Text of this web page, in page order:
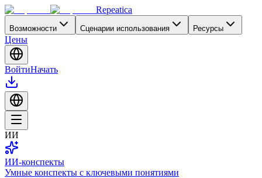
Repeatica
Возможности Сценарии использования Ресурсы
Цены
ВойтиНачать
ИИ
ИИ-конспекты
Умные конспекты с ключевыми понятиями